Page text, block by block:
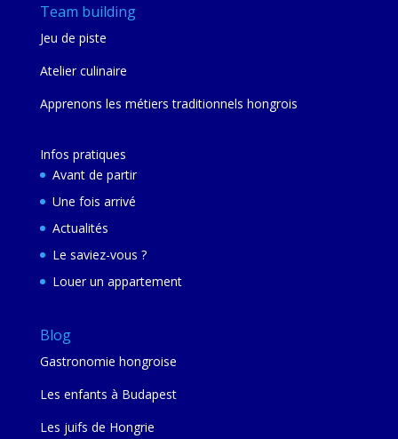
Team building
Jeu de piste
Atelier culinaire
Apprenons les métiers traditionnels hongrois
Infos pratiques
Avant de partir
Une fois arrivé
Actualités
Le saviez-vous ?
Louer un appartement
Blog
Gastronomie hongroise
Les enfants à Budapest
Les juifs de Hongrie